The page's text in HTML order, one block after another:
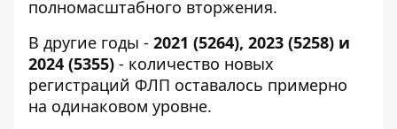
полномасштабного вторжения.
В другие годы - 2021 (5264), 2023 (5258) и
2024 (5355) - количество новых
регистраций ФЛП оставалось примерно
на одинаковом уровне.